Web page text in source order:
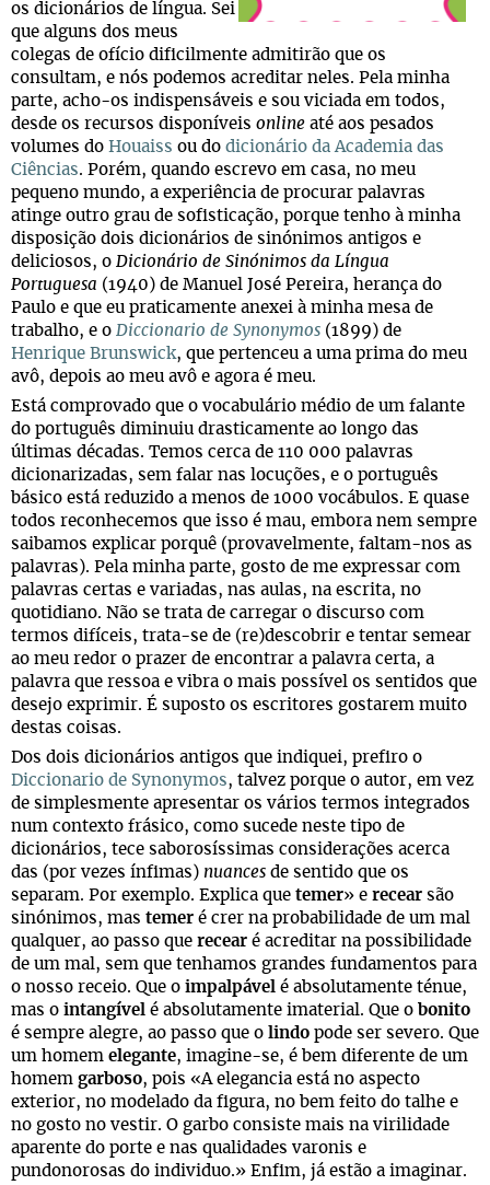
os dicionários de língua. Sei
que alguns dos meus
colegas de ofício dificilmente admitirão que os
consultam, e nós podemos acreditar neles. Pela minha
parte, acho-os indispensáveis e sou viciada em todos,
desde os recursos disponíveis online até aos pesados
volumes do Houaiss ou do dicionário da Academia das
Ciências. Porém, quando escrevo em casa, no meu
pequeno mundo, a experiência de procurar palavras
atinge outro grau de sofisticação, porque tenho à minha
disposição dois dicionários de sinónimos antigos e
deliciosos, o Dicionário de Sinónimos da Língua
Portuguesa (1940) de Manuel José Pereira, herança do
Paulo e que eu praticamente anexei à minha mesa de
trabalho, e o Diccionario de Synonymos (1899) de
Henrique Brunswick, que pertenceu a uma prima do meu
avô, depois ao meu avô e agora é meu.
Está comprovado que o vocabulário médio de um falante
do português diminuiu drasticamente ao longo das
últimas décadas. Temos cerca de 110 000 palavras
dicionarizadas, sem falar nas locuções, e o português
básico está reduzido a menos de 1000 vocábulos. E quase
todos reconhecemos que isso é mau, embora nem sempre
saibamos explicar porquê (provavelmente, faltam-nos as
palavras). Pela minha parte, gosto de me expressar com
palavras certas e variadas, nas aulas, na escrita, no
quotidiano. Não se trata de carregar o discurso com
termos difíceis, trata-se de (re)descobrir e tentar semear
ao meu redor o prazer de encontrar a palavra certa, a
palavra que ressoa e vibra o mais possível os sentidos que
desejo exprimir. É suposto os escritores gostarem muito
destas coisas.
Dos dois dicionários antigos que indiquei, prefiro o
Diccionario de Synonymos, talvez porque o autor, em vez
de simplesmente apresentar os vários termos integrados
num contexto frásico, como sucede neste tipo de
dicionários, tece saborosíssimas considerações acerca
das (por vezes ínfimas) nuances de sentido que os
separam. Por exemplo. Explica que temer» e recear são
sinónimos, mas temer é crer na probabilidade de um mal
qualquer, ao passo que recear é acreditar na possibilidade
de um mal, sem que tenhamos grandes fundamentos para
o nosso receio. Que o impalpável é absolutamente ténue,
mas o intangível é absolutamente imaterial. Que o bonito
é sempre alegre, ao passo que o lindo pode ser severo. Que
um homem elegante, imagine-se, é bem diferente de um
homem garboso, pois «A elegancia está no aspecto
exterior, no modelado da figura, no bem feito do talhe e
no gosto no vestir. O garbo consiste mais na virilidade
aparente do porte e nas qualidades varonis e
pundonorosas do individuo.» Enfim, já estão a imaginar.